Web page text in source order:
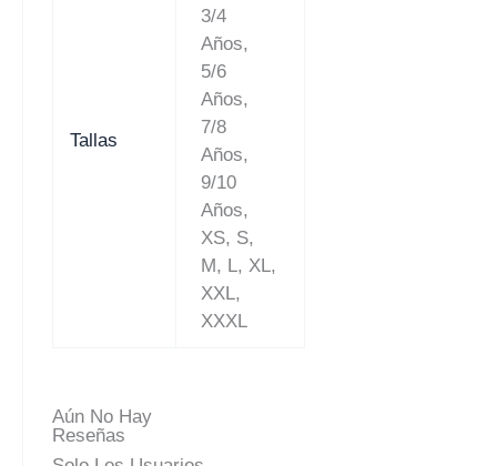
Tallas
3/4
Años,
5/6
Años,
7/8
Años,
9/10
Años,
XS, S,
M, L, XL,
XXL,
XXXL
Aún No Hay
Reseñas